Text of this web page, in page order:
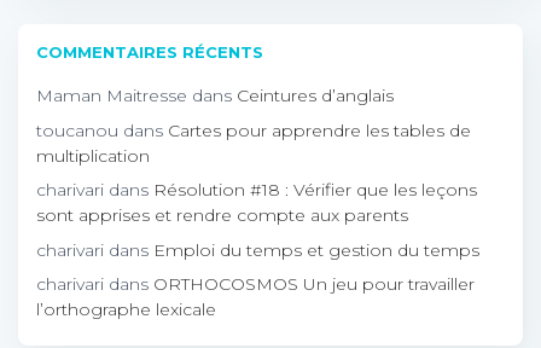
COMMENTAIRES RÉCENTS
Maman Maitresse dans Ceintures d’anglais
toucanou dans Cartes pour apprendre les tables de
multiplication
charivari dans Résolution #18 : Vérifier que les leçons
sont apprises et rendre compte aux parents
charivari dans Emploi du temps et gestion du temps
charivari dans ORTHOCOSMOS Un jeu pour travailler
l’orthographe lexicale